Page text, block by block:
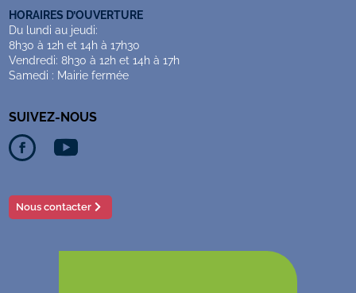
HORAIRES D’OUVERTURE
Du lundi au jeudi:
8h30 à 12h et 14h à 17h30
Vendredi: 8h30 à 12h et 14h à 17h
Samedi : Mairie fermée
Nous contacter